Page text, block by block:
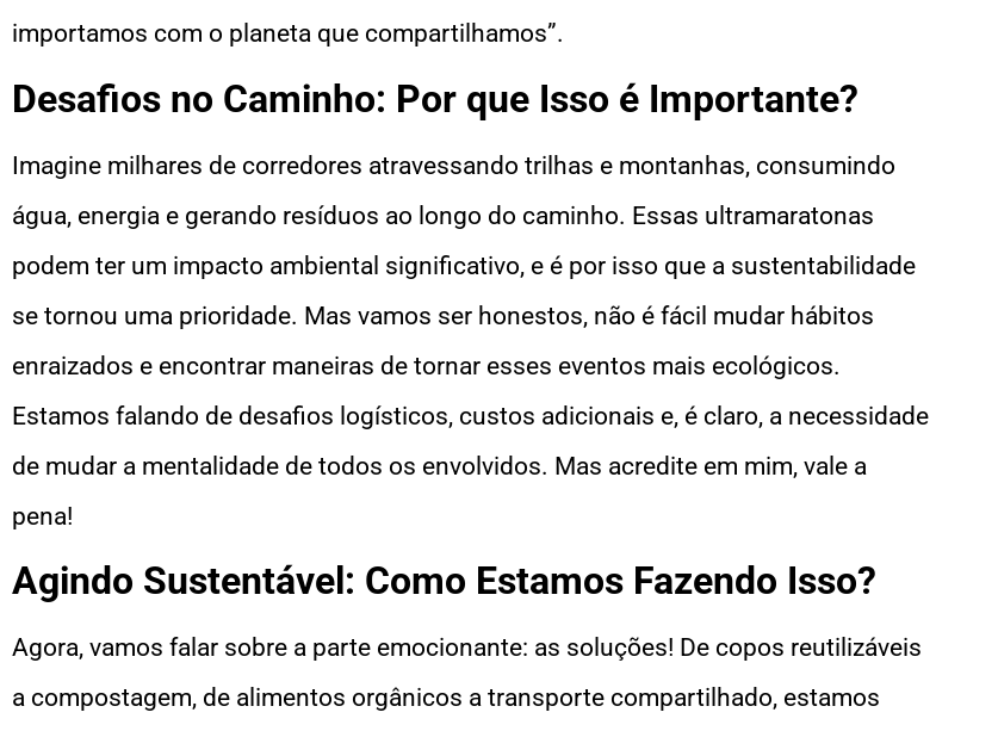
importamos com o planeta que compartilhamos”.
Desafios no Caminho: Por que Isso é Importante?
Imagine milhares de corredores atravessando trilhas e montanhas, consumindo
água, energia e gerando resíduos ao longo do caminho. Essas ultramaratonas
podem ter um impacto ambiental significativo, e é por isso que a sustentabilidade
se tornou uma prioridade. Mas vamos ser honestos, não é fácil mudar hábitos
enraizados e encontrar maneiras de tornar esses eventos mais ecológicos.
Estamos falando de desafios logísticos, custos adicionais e, é claro, a necessidade
de mudar a mentalidade de todos os envolvidos. Mas acredite em mim, vale a
pena!
Agindo Sustentável: Como Estamos Fazendo Isso?
Agora, vamos falar sobre a parte emocionante: as soluções! De copos reutilizáveis
a compostagem, de alimentos orgânicos a transporte compartilhado, estamos